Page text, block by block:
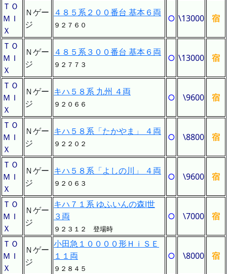
ＴＯ
ＭＩ
Ｘ
Ｎゲー
ジ
４８５系２００番台 基本６両
９２７６０
○ \13000 宿
ＴＯ
ＭＩ
Ｘ
Ｎゲー
ジ
４８５系３００番台 基本６両
９２７７３
○ \13000 宿
ＴＯ
ＭＩ
Ｘ
Ｎゲー
ジ
キハ５８系 九州 ４両
９２０６６
○ \9600 宿
ＴＯ
ＭＩ
Ｘ
Ｎゲー
ジ
キハ５８系「たかやま」 ４両
９２２０２
○ \8800 宿
ＴＯ
ＭＩ
Ｘ
Ｎゲー
ジ
キハ５８系「よしの川」 ４両
９２０６３
○ \9600 宿
ＴＯ
ＭＩ
Ｘ
Ｎゲー
ジ
キハ７１系 ゆふいんの森Ⅰ世
３両
９２３１２ 登場時
○ \7000 宿
ＴＯ
ＭＩ
Ｘ
Ｎゲー
ジ
小田急１００００形ＨｉＳＥ
１１両
９２８４５
○ \8000 宿